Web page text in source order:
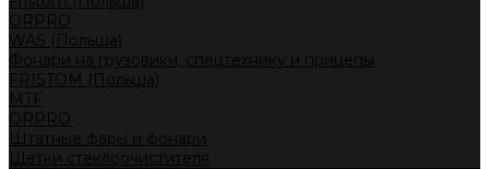
ORPRO
WAS (Польша)
Фонари на грузовики, спецтехнику и прицепы
FRISTOM (Польша)
MTF
ORPRO
Штатные фары и фонари
Щетки стеклоочистителя